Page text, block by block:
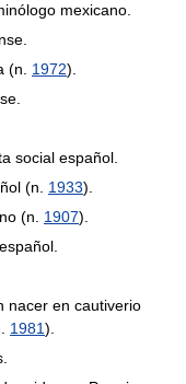
mexicano.
(n. 1972).
social español.
(n. 1933).
(n. 1907).
nacer en cautiverio
1981).